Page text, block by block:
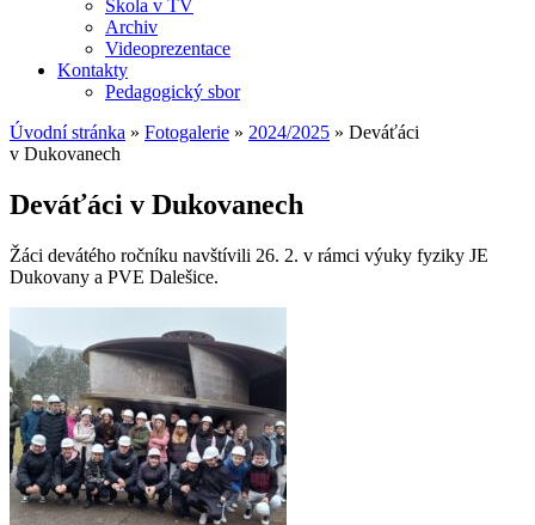
Škola v TV
Archiv
Videoprezentace
Kontakty
Pedagogický sbor
Úvodní stránka » Fotogalerie » 2024/2025 » Deváťáci
v Dukovanech
Deváťáci v Dukovanech
Žáci devátého ročníku navštívili 26. 2. v rámci výuky fyziky JE
Dukovany a PVE Dalešice.